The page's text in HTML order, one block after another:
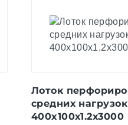
Лоток
средних
400x100х1.2х3000